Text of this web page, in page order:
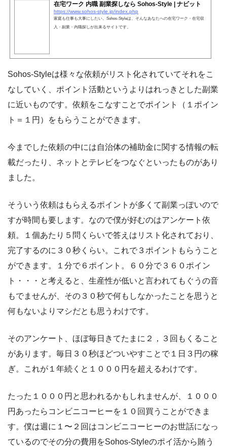
在宅ワーク 内職 副業探しなら Sohos-Style | ナビット
https://www.sohos-style.jp/index.php
家庭も仕事も大事にしたい。Sohos-Styleは、そんなあなたへの在宅ワーク・在宅収
入・副業・内職探しが出来るサイトです。
Sohos-Styleは様々な依頼がリスト化されていてそれをこ
なしていく、ポイント活動というよりはれっきとした副業
に近いものです。依頼をこなすことでポイント（１ポイン
ト＝１円）をもらうことができます。
今までした依頼の中には自治体の補助金に関する情報の転
載だったり、ネットとテレビをつなぐといったものがあり
ました。
そういう依頼はもらえるポイントが多くて副業っぽいので
すが時間も要します。なので僕が好むのはアンケート依
頼。１個あたり５問くらいで答えはリスト化されており、
完了するのに３０秒くらい。これで３ポイントもらうこと
ができます。１分で６ポイント。６０分で３６０ポイン
ト・・・と考えると、生産性が低いと言われてもぐうの音
もでませんが、その３０秒で何もしなかったことを思うと
何もないよりマシだとも思うわけです。
そのアンケート、ほぼ毎日きてたまに２，３回もくること
があります。毎日３０秒ほどついやすことで１日３円の稼
ぎ。これが１年続くと１０００円を超えるわけです。
たった１０００円と思われるかもしれませんが、１０００
円あったらコンビニコーヒーを１０回買うことができま
す。僕は週に１〜２回はコンビニコーヒーのお世話になっ
ているのでその分の費用をSohos-Styleのポイ活から賄う